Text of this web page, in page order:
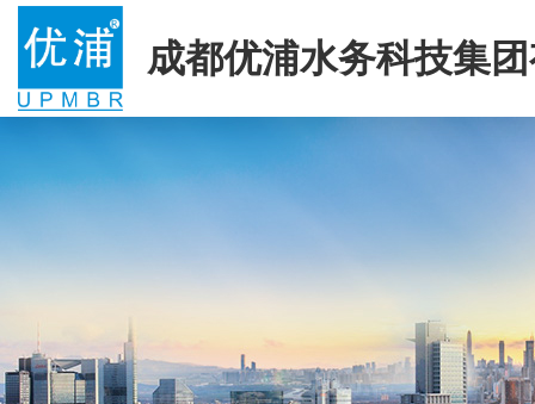
成都优浦水务科技集
司